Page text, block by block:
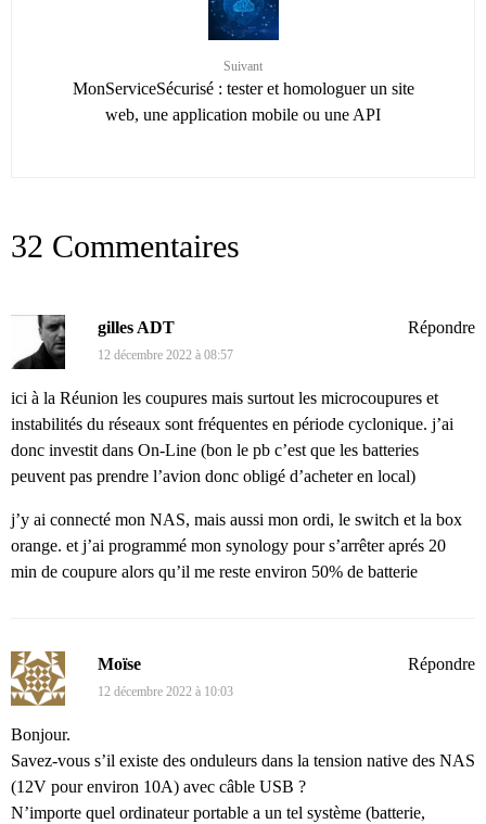
Suivant
MonServiceSécurisé : tester et homologuer un site
web, une application mobile ou une API
32 Commentaires
gilles ADT
12 décembre 2022 à 08:57
ici à la Réunion les coupures mais surtout les microcoupures et
instabilités du réseaux sont fréquentes en période cyclonique. j’ai
donc investit dans On-Line (bon le pb c’est que les batteries
peuvent pas prendre l’avion donc obligé d’acheter en local)
j’y ai connecté mon NAS, mais aussi mon ordi, le switch et la box
orange. et j’ai programmé mon synology pour s’arrêter aprés 20
min de coupure alors qu’il me reste environ 50% de batterie
Répondre
Moïse
12 décembre 2022 à 10:03
Bonjour.
Savez-vous s’il existe des onduleurs dans la tension native des NAS
(12V pour environ 10A) avec câble USB ?
N’importe quel ordinateur portable a un tel système (batterie,
Répondre